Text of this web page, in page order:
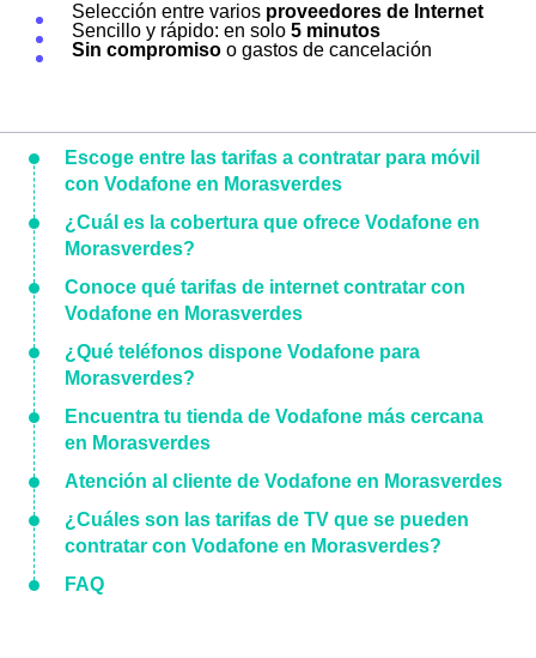
Selección entre varios proveedores de Internet
Sencillo y rápido: en solo 5 minutos
Sin compromiso o gastos de cancelación
Escoge entre las tarifas a contratar para móvil
con Vodafone en Morasverdes
¿Cuál es la cobertura que ofrece Vodafone en
Morasverdes?
Conoce qué tarifas de internet contratar con
Vodafone en Morasverdes
¿Qué teléfonos dispone Vodafone para
Morasverdes?
Encuentra tu tienda de Vodafone más cercana
en Morasverdes
Atención al cliente de Vodafone en Morasverdes
¿Cuáles son las tarifas de TV que se pueden
contratar con Vodafone en Morasverdes?
FAQ